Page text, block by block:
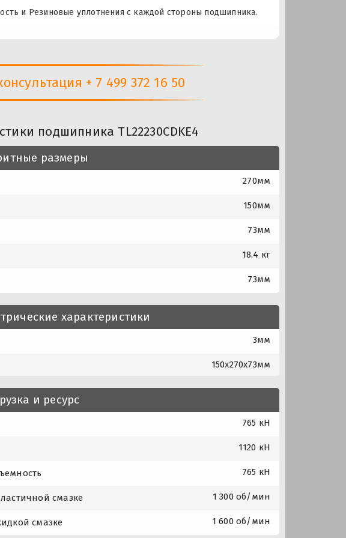
и Резиновые уплотнения с каждой стороны подшипника.
+ 7 499 372 16 50
подшипника TL22230CDKE4
размеры
270мм
150мм
73мм
18.4 кг
73мм
характеристики
3мм
150x270x73мм
и ресурс
765 кН
1120 кН
765 кН
смазке 1 300 об/мин
смазке 1 600 об/мин